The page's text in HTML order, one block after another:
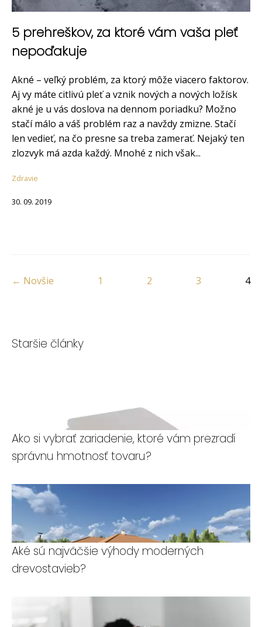
5 prehreškov, za ktoré vám vaša pleť
nepoďakuje
Akné – veľký problém, za ktorý môže viacero faktorov.
Aj vy máte citlivú pleť a vznik nových a nových ložísk
akné je u vás doslova na dennom poriadku? Možno
stačí málo a váš problém raz a navždy zmizne. Stačí
len vedieť, na čo presne sa treba zamerať. Nejaký ten
zlozvyk má azda každý. Mnohé z nich však...
Zdravie
30. 09. 2019
← Novšie 1 2 3 4
Staršie články
Ako si vybrať zariadenie, ktoré vám prezradí
správnu hmotnosť tovaru?
Aké sú najväčšie výhody moderných
drevostavieb?